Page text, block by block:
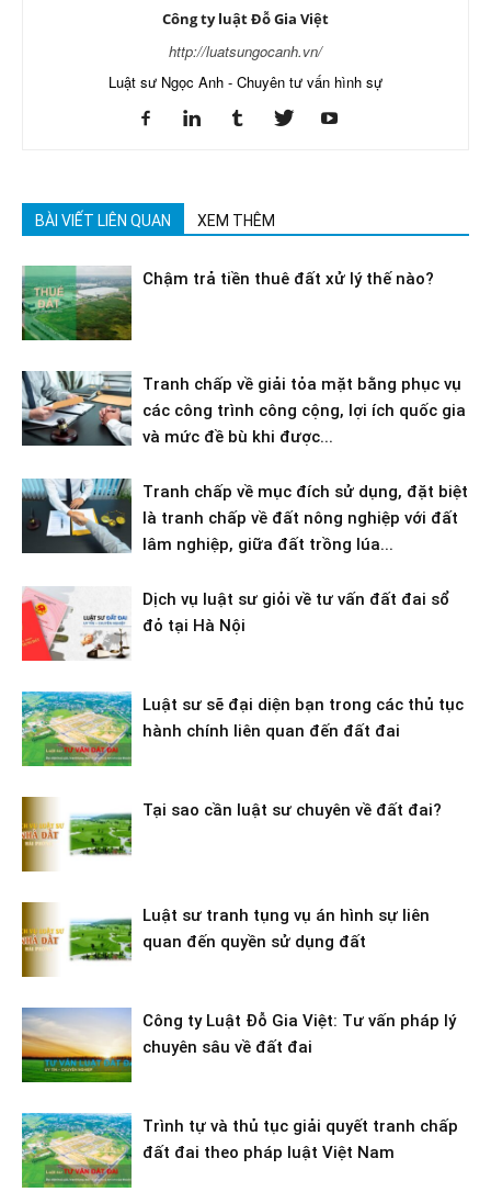
Công ty luật Đỗ Gia Việt
http://luatsungocanh.vn/
Luật sư Ngọc Anh - Chuyên tư vấn hình sự
BÀI VIẾT LIÊN QUAN XEM THÊM
Chậm trả tiền thuê đất xử lý thế nào?
Tranh chấp về giải tỏa mặt bằng phục vụ
các công trình công cộng, lợi ích quốc gia
và mức đề bù khi được...
Tranh chấp về mục đích sử dụng, đặt biệt
là tranh chấp về đất nông nghiệp với đất
lâm nghiệp, giữa đất trồng lúa...
Dịch vụ luật sư giỏi về tư vấn đất đai sổ
đỏ tại Hà Nội
Luật sư sẽ đại diện bạn trong các thủ tục
hành chính liên quan đến đất đai
Tại sao cần luật sư chuyên về đất đai?
Luật sư tranh tụng vụ án hình sự liên
quan đến quyền sử dụng đất
Công ty Luật Đỗ Gia Việt: Tư vấn pháp lý
chuyên sâu về đất đai
Trình tự và thủ tục giải quyết tranh chấp
đất đai theo pháp luật Việt Nam